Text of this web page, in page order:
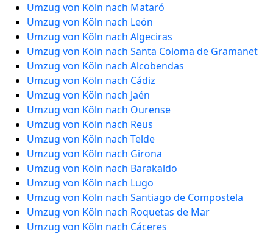
Umzug von Köln nach Mataró
Umzug von Köln nach León
Umzug von Köln nach Algeciras
Umzug von Köln nach Santa Coloma de Gramanet
Umzug von Köln nach Alcobendas
Umzug von Köln nach Cádiz
Umzug von Köln nach Jaén
Umzug von Köln nach Ourense
Umzug von Köln nach Reus
Umzug von Köln nach Telde
Umzug von Köln nach Girona
Umzug von Köln nach Barakaldo
Umzug von Köln nach Lugo
Umzug von Köln nach Santiago de Compostela
Umzug von Köln nach Roquetas de Mar
Umzug von Köln nach Cáceres